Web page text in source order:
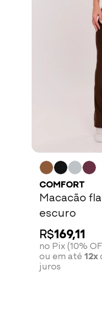
COMFORT
Macacão
escuro
R$169,11
no Pix (10%
ou em até 12x
juros